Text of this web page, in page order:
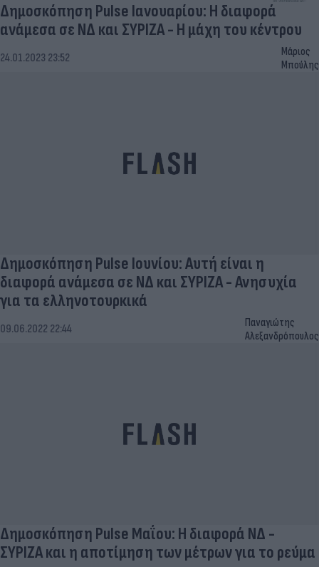
Δημοσκόπηση Pulse Ιανουαρίου: Η διαφορά
ανάμεσα σε ΝΔ και ΣΥΡΙΖΑ - Η μάχη του κέντρου
24.01.2023 23:52
Μάριος
Μπούλης
Δημοσκόπηση Pulse Ιουνίου: Αυτή είναι η
διαφορά ανάμεσα σε ΝΔ και ΣΥΡΙΖΑ - Ανησυχία
για τα ελληνοτουρκικά
09.06.2022 22:44
Παναγιώτης
Αλεξανδρόπουλος
Δημοσκόπηση Pulse Μαΐου: H διαφορά ΝΔ -
ΣΥΡΙΖΑ και η αποτίμηση των μέτρων για το ρεύμα